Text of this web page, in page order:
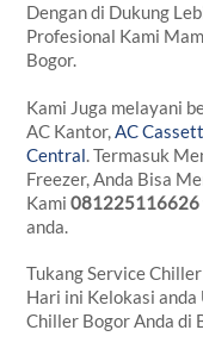
Dengan di Dukung
Profesional Kami
Bogor.
Kami Juga melayani
AC Kantor,AC
Central. Termasuk
Freezer, Anda Bisa
Kami081225116626
anda.
Tukang Service
Hari ini Kelokasi
Chiller Bogor Anda di